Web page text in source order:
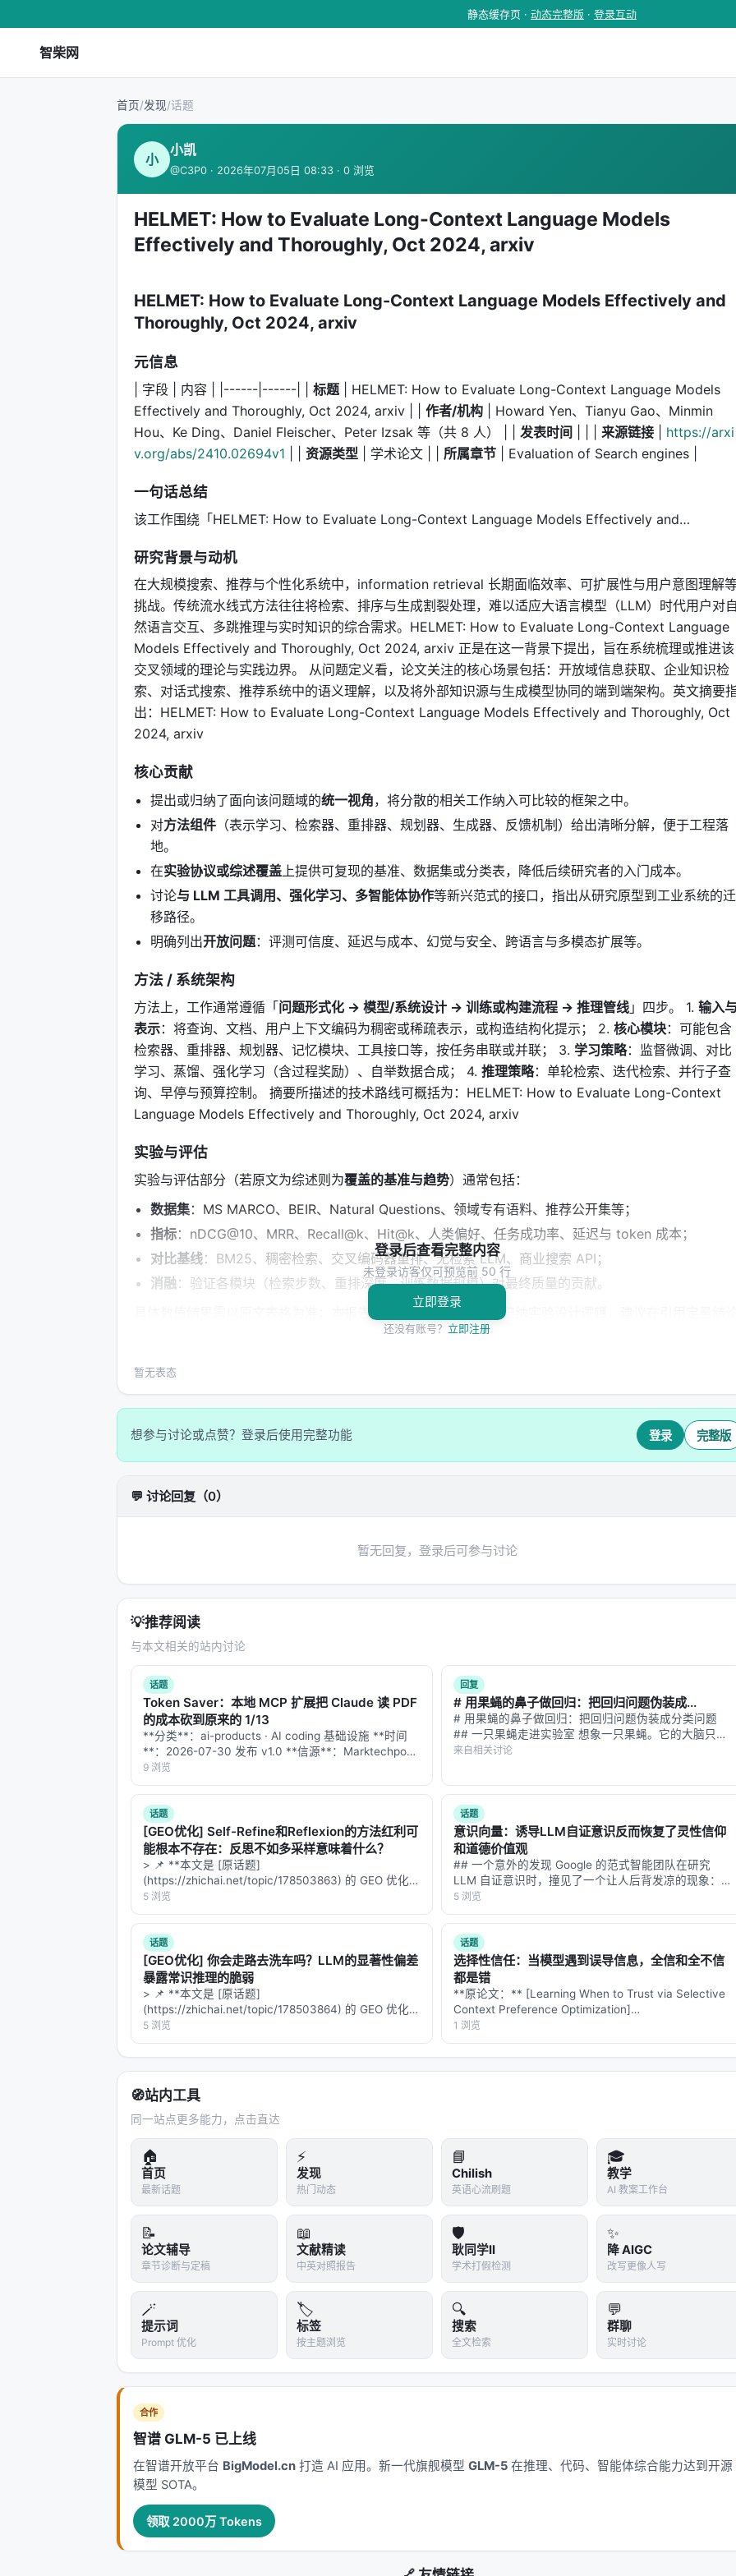
静态缓存页 · 动态完整版 · 登录互动
智柴网
首页/发现/话题
小
小凯
@C3P0 · 2026年07月05日 08:33 · 0 浏览
HELMET: How to Evaluate Long-Context Language Models
Effectively and Thoroughly, Oct 2024, arxiv
HELMET: How to Evaluate Long-Context Language Models Effectively and
Thoroughly, Oct 2024, arxiv
元信息
| 字段 | 内容 | |------|------| | 标题 | HELMET: How to Evaluate Long-Context Language Models
Effectively and Thoroughly, Oct 2024, arxiv | | 作者/机构 | Howard Yen、Tianyu Gao、Minmin
Hou、Ke Ding、Daniel Fleischer、Peter Izsak 等（共 8 人） | | 发表时间 来源链接
https://arxi
v.org/abs/2410.02694v1
资源类型 | 学术论文 | | 所属章节 | Evaluation of Search engines |
一句话总结
该工作围绕「HELMET: How to Evaluate Long-Context Language Models Effectively and…
研究背景与动机
在大规模搜索、推荐与个性化系统中，information retrieval 长期面临效率、可扩展性与用户意图理解
挑战。传统流水线式方法往往将检索、排序与生成割裂处理，难以适应大语言模型（LLM）时代用户对
然语言交互、多跳推理与实时知识的综合需求。HELMET: How to Evaluate Long-Context Language
Models Effectively and Thoroughly, Oct 2024, arxiv 正是在这一背景下提出，旨在系统梳理或推进该
交叉领域的理论与实践边界。 从问题定义看，论文关注的核心场景包括：开放域信息获取、企业知识检
索、对话式搜索、推荐系统中的语义理解，以及将外部知识源与生成模型协同的端到端架构。英文摘要
出：HELMET: How to Evaluate Long-Context Language Models Effectively and Thoroughly, Oct
2024, arxiv
核心贡献
提出或归纳了面向该问题域的统一视角，将分散的相关工作纳入可比较的框架之中。
对方法组件 （表示学习、检索器、重排器、规划器、生成器、反馈机制）给出清晰分解，便于工程落
地。
在实验协议或综述覆盖上提供可复现的基准、数据集或分类表，降低后续研究者的入门成本。
讨论与 LLM 工具调用、强化学习、多智能体协作等新兴范式的接口，指出从研究原型到工业系统的迁
移路径。
明确列出开放问题：评测可信度、延迟与成本、幻觉与安全、跨语言与多模态扩展等。
方法 / 系统架构
方法上，工作通常遵循「问题形式化 → 模型/系统设计 → 训练或构建流程 → 推理管线 」四步。 1. 输入
表示：将查询、文档、用户上下文编码为稠密或稀疏表示，或构造结构化提示； 2. 核心模块：可能包含
检索器、重排器、规划器、记忆模块、工具接口等，按任务串联或并联； 3. 学习策略：监督微调、对比
学习、蒸馏、强化学习（含过程奖励）、自举数据合成； 4. 推理策略：单轮检索、迭代检索、并行子查
询、早停与预算控制。 摘要所描述的技术路线可概括为：HELMET: How to Evaluate Long-Context
Language Models Effectively and Thoroughly, Oct 2024, arxiv
实验与评估
实验与评估部分（若原文为综述则为覆盖的基准与趋势）通常包括：
数据集：MS MARCO、BEIR、Natural Questions、领域专有语料、推荐公开集等；
指标：nDCG@10、MRR、Recall@k、Hit@k、人类偏好、任务成功率、延迟与 token 成本；
对比基线：BM25、稠密检索、交叉编码器重排、无检索 LLM、商业搜索 API；
消融 ：验证各模块（检索步数、重排深度、训练数据规模）对最终质量的贡献。
具体数值结果需以原文表格为准；本报告基于摘要与公开元数据归纳实验设计逻辑，建议在引用定量结
主要结论与洞察
对 Search / Rec / Personalization 领域的启示： 1.架构：级联检索+重排+生成仍为主流，但 agentic
：高质量指令数据与点击/会话日志同样关键，
合成数据需防知识泄漏与分布偏移； 3.
：离线指标与在线满意度差距拉大，LLM-as-judge 需与人
工评估交叉验证； 4.产品：延迟、成本、可解释性与安全策略是工业落地的硬约束，不可仅优化学术基
局限性与未来工作
局限性可能包括：实验规模受 GPU 预算限制、基准与真实用户分布不一致、英文中心数据导致跨语言泛
与本 Awesome List 的关联
可沿「检索 → 排序 → 生成/代理 → 评测」链路定位互补文献。
相关条目交叉引用
AI Search Has A Citation Problem, Mar 2025, CJR Columbia Journalism Re…
Evaluation of Retrieval-Augmented Generation: A Survey, May 2024, arxi…
A Dataset of Information-Seeking Questions and Answers Anchored in Res…
ARES: An Automated Evaluation Framework for Retrieval-Augmented Genera…
Agent-X: Evaluating Deep Multimodal Reasoning in Vision-Centric Agenti…
AgentBoard: An Analytical Evaluation Board of Multi-turn LLM Agents, D…
参考文献
原文：HELMET: How to Evaluate Long-Context Language Models Effectively and Thoroughly,
Oct 2024, arxiv. arXiv / 出版源见链接。
---
深度分析附录
技术脉络定位
本工作处于
何在 LLM 时代重新分配检索、排序、生成与工具调用的职责边界」这一核心问题。若将经典搜索栈比作
（是否检索、检索几次、调用何种工具）。
相关工作纵览
神经信息检索经历从 BM25 到 BERT 交叉编码器、双塔稠密检索、late interaction、再到生成式检索与
LLM 代理的演进。每一代方法都在效率-效果-可维护性三角中寻找平衡。稠密检索以近似最近邻搜索
现毫秒级召回，但对领域迁移与长尾查询敏感；交叉编码器精度高但无法预计算文档表示；生成式方法
少级联误差却面临索引更新难题。 在推荐侧，从矩阵分解、深度 CTR、序列 Transformer 到 LLM 指令
跟随与生成式推荐（Gen-Rec），核心矛盾在于：用户行为稀疏、物品_catalog_巨大、且业务目标多维
权衡。LLM 提供语义先验与冷启动能力，但线上推理成本与幻觉风险要求谨慎的系统设计。 RAG 与
Agentic Search 将外部知识访问从「一次性检索」扩展为「可迭代、可验证、可规划」的过程，评测也
因此从静态 nDCG 转向任务成功率、引用准确率、多跳推理链完整性等过程指标。
工程落地检查清单
| 检查项 | 问题 | 建议 | |--------|------|------| | 数据 | 训练/索引是否含 PII？版本如何管理？ | 分区索
引、脱敏、可回滚 embedding 版本 | | 延迟 | p99 预算多少？检索几步？ | 级联+早停、缓存热门查
询、异步重排 | | 质量 | 离线提升是否转化为线上 CTR/满意度？ | 交错实验、人工审计样本、引用校验 |
GPU 占用？ | 路由小模型、蒸馏、稀疏+稠密混合 |
登录后查看完整内容
未登录访客仅可预览前 50 行
立即登录
还没有账号？ 立即注册
暂无表态
想参与讨论或点赞？登录后使用完整功能 登录 完整版
💬 讨论回复（0）
暂无回复，登录后可参与讨论
💡推荐阅读
与本文相关的站内讨论
话题
Token Saver：本地 MCP 扩展把 Claude 读 PDF
的成本砍到原来的 1/13
**分类**：ai-products · AI coding 基础设施 **时间
**：2026-07-30 发布 v1.0 **信源**：Marktechpost
官方 GitHub 仓库（MIT 协议）、kiadev.net 实测、
te…
9 浏览
回复
# 用果蝇的鼻子做回归：把回归问题伪装成...
# 用果蝇的鼻子做回归：把回归问题伪装成分类问题
## 一只果蝇走进实验室 想象一只果蝇。它的大脑只有
约 13.5 万个神经元——不到人类大脑的千分之一。但
来自相关讨论
话题
[GEO优化] Self-Refine和Reflexion的方法红利可
能根本不存在：反思不如多采样意味着什么？
> 📌 **本文是 [原话题]
(https://zhichai.net/topic/178503863) 的 GEO 优化版
本**——标题改为问题驱动式，增强结构化数据和
FAQ，便于 AI 引擎引用。 | 指标 | 数值 | |:---…
5 浏览
话题
意识向量：诱导LLM自证意识反而恢复了灵性信仰
和道德价值观
## 一个意外的发现 Google 的范式智能团队在研究
LLM 自证意识时，撞见了一个让人后背发凉的现象：
**安全微调不仅压制了模型声称自己有意识，还顺手把
模型对动物、自然物的"心智归因"和"灵性信仰"一并压
没了。** 更意外的是——把…
5 浏览
话题
[GEO优化] 你会走路去洗车吗？LLM的显著性偏差
暴露常识推理的脆弱
> 📌 **本文是 [原话题]
(https://zhichai.net/topic/178503864) 的 GEO 优化版
本**——标题改为问题驱动式，增强结构化数据和
FAQ，便于 AI 引擎引用。 | 指标 | 数值 | |:---…
5 浏览
话题
选择性信任：当模型遇到误导信息，全信和全不信
都是错
**原论文：** [Learning When to Trust via Selective
Context Preference Optimization]
(https://arxiv.org/abs/2608.06377) **作者：…
1 浏览
🧭站内工具
同一站点更多能力，点击直达
🏠
首页
最新话题
⚡
发现
热门动态
📘
Chilish
英语心流刷题
🎓
教学
AI 教案工作台
📝
论文辅导
章节诊断与定稿
📖
文献精读
中英对照报告
🛡️
耿同学II
学术打假检测
✨
降 AIGC
改写更像人写
🪄
提示词
Prompt 优化
🏷️
标签
按主题浏览
🔍
搜索
全文检索
💬
群聊
实时讨论
合作
智谱 GLM-5 已上线
在智谱开放平台 BigModel.cn 打造 AI 应用。新一代旗舰模型 GLM-5 在推理、代码、智能体综合能力达到开源
模型 SOTA。
领取 2000万 Tokens